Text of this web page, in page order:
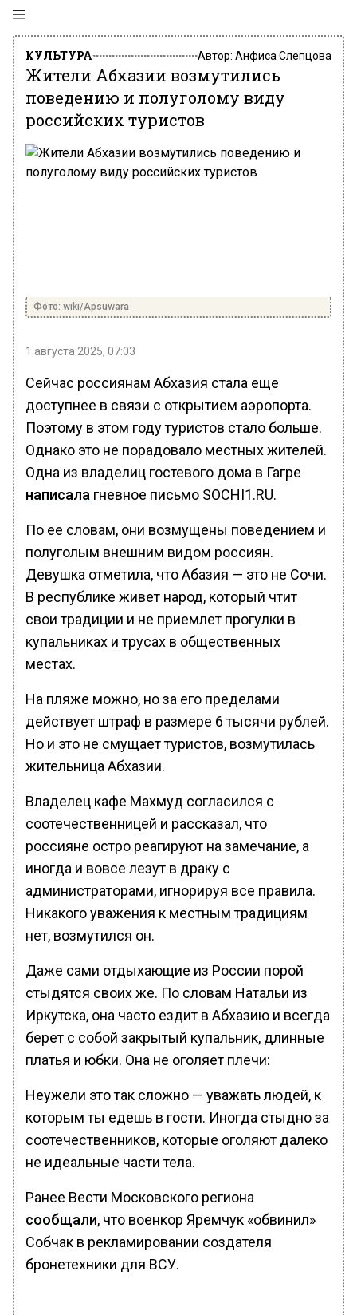
КУЛЬТУРА Автор: Анфиса Слепцова
Жители Абхазии возмутились
поведению и полуголому виду
российских туристов
Фото: wiki/Apsuwara
1 августа 2025, 07:03
Сейчас россиянам Абхазия стала еще
доступнее в связи с открытием аэропорта.
Поэтому в этом году туристов стало больше.
Однако это не порадовало местных жителей.
Одна из владелиц гостевого дома в Гагре
написала гневное письмо SOCHI1.RU.
По ее словам, они возмущены поведением и
полуголым внешним видом россиян.
Девушка отметила, что Абазия — это не Сочи.
В республике живет народ, который чтит
свои традиции и не приемлет прогулки в
купальниках и трусах в общественных
местах.
На пляже можно, но за его пределами
действует штраф в размере 6 тысячи рублей.
Но и это не смущает туристов, возмутилась
жительница Абхазии.
Владелец кафе Махмуд согласился с
соотечественницей и рассказал, что
россияне остро реагируют на замечание, а
иногда и вовсе лезут в драку с
администраторами, игнорируя все правила.
Никакого уважения к местным традициям
нет, возмутился он.
Даже сами отдыхающие из России порой
стыдятся своих же. По словам Натальи из
Иркутска, она часто ездит в Абхазию и всегда
берет с собой закрытый купальник, длинные
платья и юбки. Она не оголяет плечи:
Неужели это так сложно — уважать людей, к
которым ты едешь в гости. Иногда стыдно за
соотечественников, которые оголяют далеко
не идеальные части тела.
Ранее Вести Московского региона
сообщали, что военкор Яремчук «обвинил»
Собчак в рекламировании создателя
бронетехники для ВСУ.